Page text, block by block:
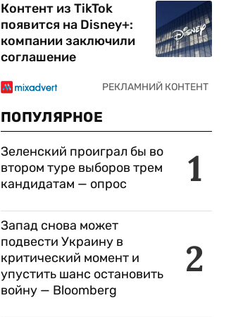
Контент из TikTok
появится на Disney+:
компании заключили
соглашение
ПОПУЛЯРНОЕ
1
Зеленский проиграл бы во
втором туре выборов трем
кандидатам — опрос
2
Запад снова может
подвести Украину в
критический момент и
упустить шанс остановить
войну — Bloomberg